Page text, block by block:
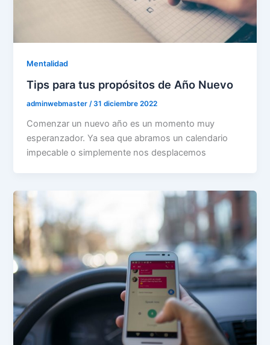
Mentalidad
Tips para tus propósitos de Año Nuevo
adminwebmaster/31 diciembre 2022
Comenzar un nuevo año es un momento muy
esperanzador. Ya sea que abramos un calendario
impecable o simplemente nos desplacemos